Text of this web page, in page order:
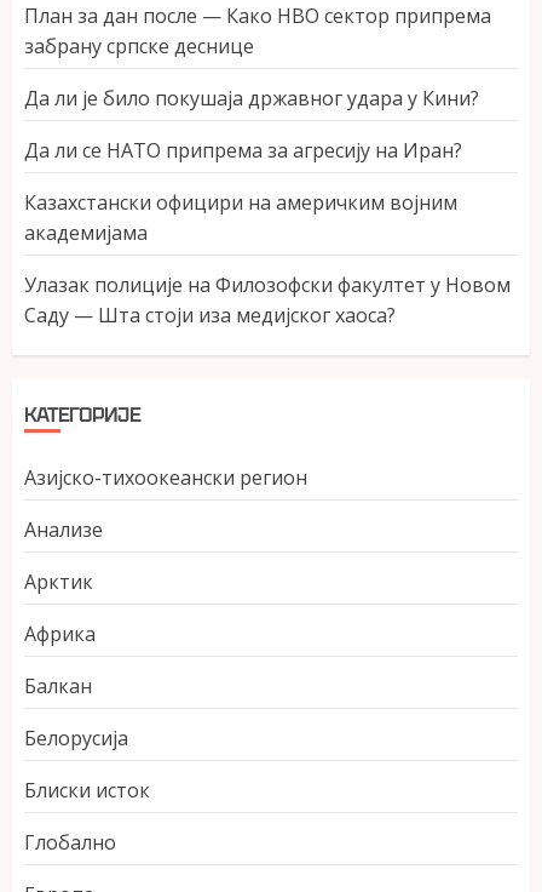
План за дан после — Како НВО сектор припрема
забрану српске деснице
Да ли је било покушаја државног удара у Кини?
Да ли се НАТО припрема за агресију на Иран?
Казахстански официри на америчким војним
академијама
Улазак полиције на Филозофски факултет у Новом
Саду — Шта стоји иза медијског хаоса?
КАТЕГОРИЈЕ
Азијско-тихоокеански регион
Анализе
Арктик
Африка
Балкан
Белорусија
Блиски исток
Глобално